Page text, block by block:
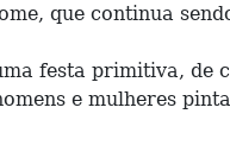
que continua
festa primitiva,
e mulheres